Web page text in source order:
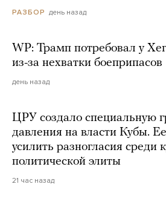
РАЗБОР день назад
WP: Трамп потребовал у
из-за нехватки боеприпасов
день назад
ЦРУ создало специальную
давления на власти Кубы.
усилить разногласия среди
политической элиты
21 час назад